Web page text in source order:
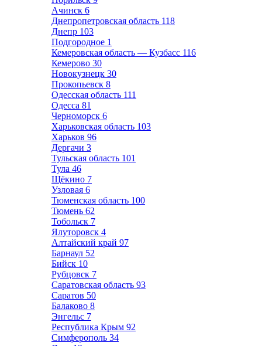
Ачинск 6
Днепропетровская область 118
Днепр 103
Подгородное 1
Кемеровская область — Кузбасс 116
Кемерово 30
Новокузнецк 30
Прокопьевск 8
Одесская область 111
Одесса 81
Черноморск 6
Харьковская область 103
Харьков 96
Дергачи 3
Тульская область 101
Тула 46
Щёкино 7
Узловая 6
Тюменская область 100
Тюмень 62
Тобольск 7
Ялуторовск 4
Алтайский край 97
Барнаул 52
Бийск 10
Рубцовск 7
Саратовская область 93
Саратов 50
Балаково 8
Энгельс 7
Республика Крым 92
Симферополь 34